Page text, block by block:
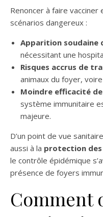
Renoncer à faire vacciner
scénarios dangereux :
Apparition soudaine
nécessitant une
Risques accrus de
animaux du foyer,
Moindre efficacité
système immunitaire
majeure.
D’un point de vue
aussi à la protection des
le contrôle épidémique
présence de foyers
Comment